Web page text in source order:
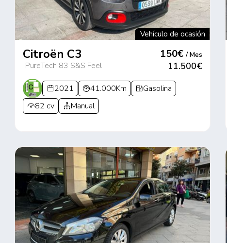
Vehículo de ocasión
Citroën C3
PureTech 83 S&S Feel
150€/ Mes
11.500€
2021 41.000Km
Gasolina
82 cv
Manual